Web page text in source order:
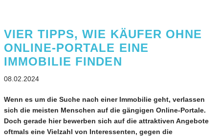
VIER TIPPS, WIE KÄUFER OHNE
ONLINE-PORTALE EINE
IMMOBILIE FINDEN
08.02.2024
Wenn es um die Suche nach einer Immobilie geht, verlassen
sich die meisten Menschen auf die gängigen Online-Portale.
Doch gerade hier bewerben sich auf die attraktiven Angebote
oftmals eine Vielzahl von Interessenten, gegen die